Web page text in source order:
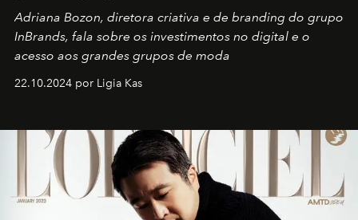
Adriana Bozon, diretora criativa e de branding do grupo
InBrands, fala sobre os investimentos no digital e o
acesso aos grandes grupos de moda
22.10.2024 por Ligia Kas